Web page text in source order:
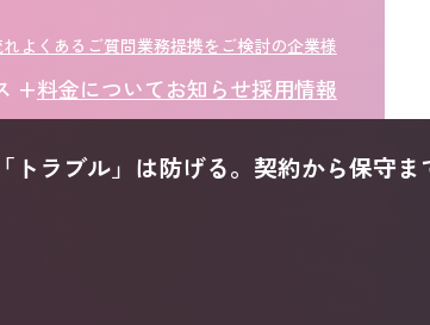
よくあるご質問業務提携をご検討の企業様
+料金についてお知らせ採用情報
トラブル」は防げる。契約から保守ま